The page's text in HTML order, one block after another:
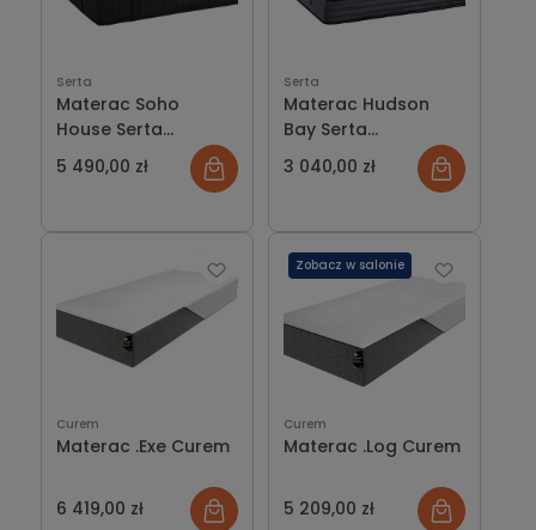
Serta
Materac Soho
House Serta
hybrydowy
5 490,00 zł
Serta
Materac Hudson
Bay Serta
kieszeniowy
3 040,00 zł
Curem
Materac .Exe Curem
6 419,00 zł
Curem
Materac .Log Curem
5 209,00 zł
Zobacz w salonie